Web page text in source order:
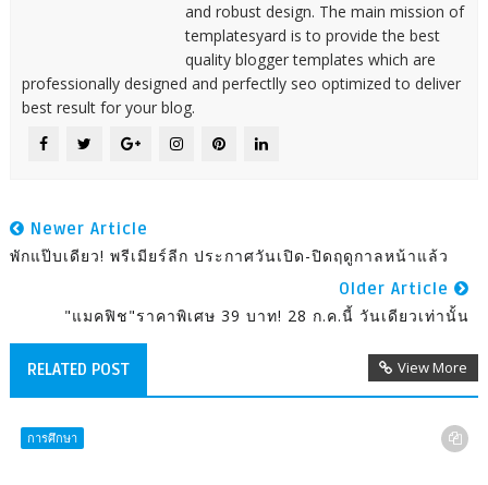
and robust design. The main mission of
templatesyard is to provide the best
quality blogger templates which are
professionally designed and perfectlly seo optimized to deliver
best result for your blog.
Newer Article
พักแป๊บเดียว! พรีเมียร์ลีก ประกาศวันเปิด-ปิดฤดูกาลหน้าแล้ว
Older Article
"แมคฟิช"ราคาพิเศษ 39 บาท! 28 ก.ค.นี้ วันเดียวเท่านั้น
RELATED POST View More
การศึกษา